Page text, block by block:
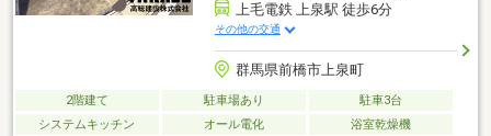
上毛電鉄 上泉駅 徒歩6分
その他の交通
群馬県前橋市上泉町
2階建て 駐車場あり
駐車3台
システムキッチン
オール電化 浴室乾燥機